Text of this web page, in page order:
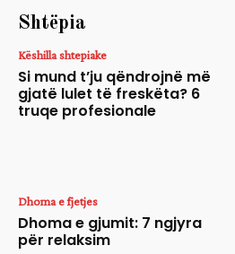
Shtëpia
Këshilla shtepiake
Si mund t’ju qëndrojnë më
gjatë lulet të freskëta? 6
truqe profesionale
Dhoma e fjetjes
Dhoma e gjumit: 7 ngjyra
për relaksim